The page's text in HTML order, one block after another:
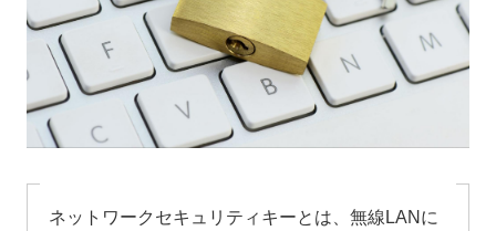
ネットワークセキュリティキーとは、無線LANに